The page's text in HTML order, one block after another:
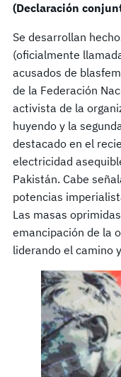
(Declaración
Se desarrollan
(oficialmente
acusados de
de la Federación
activista de la
huyendo y la
destacado en el
electricidad
Pakistán. Cabe
potencias
Las masas
emancipación de la
liderando el camino